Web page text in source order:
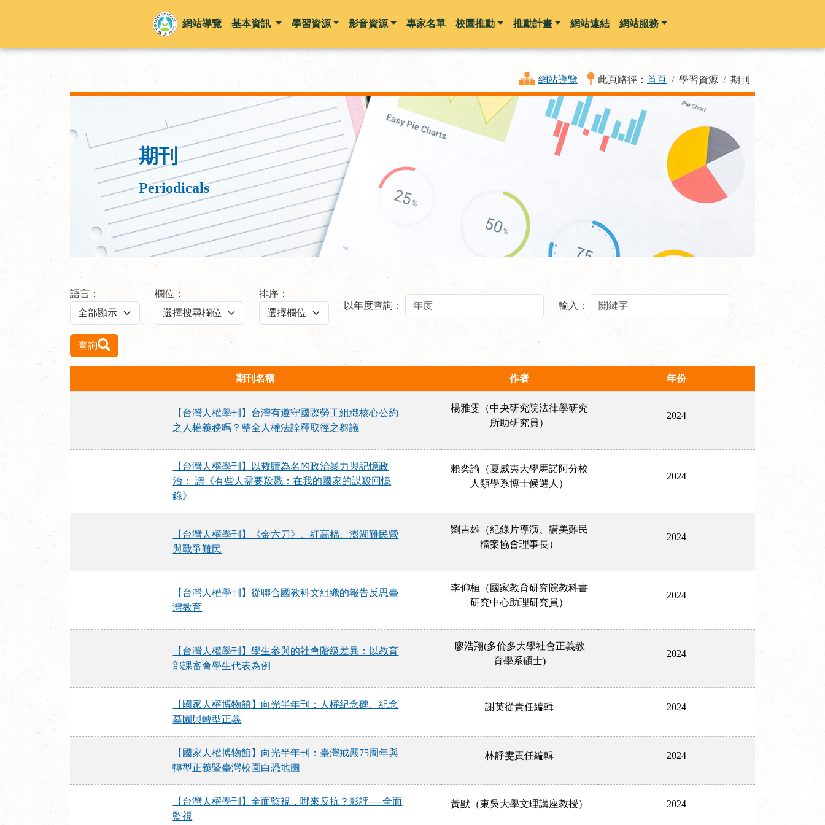
跳到主要內容
網站導覽 基本資訊 學習資源 影音資源 專家名單 校園推動 推動計畫 網站連結 網站服務
網站導覽 此頁路徑： 首頁 學習資源 期刊
期刊
Periodicals
語言： 欄位：
排序：
以年度查詢：
輸入：
查詢
期刊名稱 作者 年份
【台灣人權學刊】台灣有遵守國際勞工組織核心公約
之人權義務嗎？整全人權法詮釋取徑之芻議
楊雅雯（中央研究院法律學研究
所助研究員）
2024
【台灣人權學刊】以救贖為名的政治暴力與記憶政
治： 讀《有些人需要殺戮：在我的國家的謀殺回憶
錄》
賴奕諭（夏威夷大學馬諾阿分校
人類學系博士候選人）
2024
【台灣人權學刊】《金六刀》、紅高棉、澎湖難民營
與戰爭難民
劉吉雄（紀錄片導演、講美難民
檔案協會理事長）
2024
【台灣人權學刊】從聯合國教科文組織的報告反思臺
灣教育
李仰桓（國家教育研究院教科書
研究中心助理研究員）
2024
【台灣人權學刊】學生參與的社會階級差異：以教育
部課審會學生代表為例
廖浩翔(多倫多大學社會正義教
育學系碩士)
2024
【國家人權博物館】向光半年刊：人權紀念碑、紀念
墓園與轉型正義
謝英從責任編輯 2024
【國家人權博物館】向光半年刊：臺灣戒嚴75周年與
轉型正義暨臺灣校園白恐地圖
林靜雯責任編輯 2024
【台灣人權學刊】全面監視，哪來反抗？影評──全面
監視
黃默（東吳大學文理講座教授） 2024